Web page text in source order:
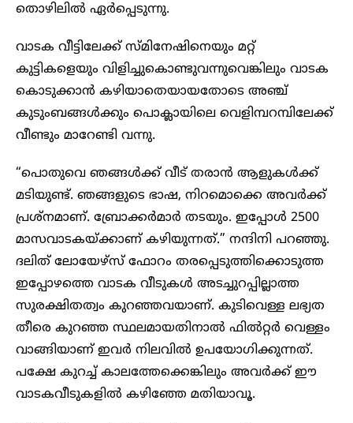
തൊഴിലിൽ ഏർപ്പെടുന്നു.
വാടക വീട്ടിലേക്ക് സ്മിനേഷിനെയും മറ്റ്
കുട്ടികളെയും വിളിച്ചുകൊണ്ടുവന്നുവെങ്കിലും വാടക
കൊടുക്കാൻ കഴിയാതെയായതോടെ അഞ്ച്
കുടുംബങ്ങൾക്കും പൊക്ലായിലെ വെളിമ്പറമ്പിലേക്ക്
വീണ്ടും മാറേണ്ടി വന്നു.
“പൊതുവെ ഞങ്ങൾക്ക് വീട് തരാൻ ആളുകൾക്ക്
മടിയുണ്ട്. ഞങ്ങളുടെ ഭാഷ, നിറമൊക്കെ അവർക്ക്
പ്രശ്നമാണ്. ബ്രോക്കർമാർ തടയും. ഇപ്പോൾ 2500
മാസവാടകയ്ക്കാണ് കഴിയുന്നത്.” നന്ദിനി പറഞ്ഞു.
ദലിത് ലോയേഴ്സ് ഫോറം തരപ്പെടുത്തിക്കൊടുത്ത
ഇപ്പോഴത്തെ വാടക വീടുകൾ അടച്ചുറപ്പില്ലാത്ത
സുരക്ഷിതത്വം കുറഞ്ഞവയാണ്. കുടിവെള്ള ലഭ്യത
തീരെ കുറഞ്ഞ സ്ഥലമായതിനാൽ ഫിൽറ്റർ വെള്ളം
വാങ്ങിയാണ് ഇവർ നിലവിൽ ഉപയോഗിക്കുന്നത്.
പക്ഷേ കുറച്ച് കാലത്തേക്കെങ്കിലും അവർക്ക് ഈ
വാടകവീടുകളിൽ കഴിഞ്ഞേ മതിയാവൂ.